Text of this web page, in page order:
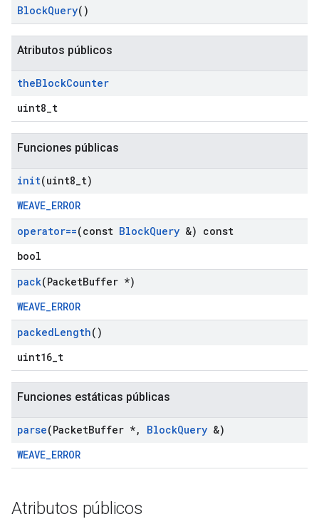
BlockQuery()
Atributos públicos
theBlockCounter
uint8_t
Funciones públicas
init(uint8 t)
WEAVE_ERROR
operator==(const BlockQuery &) const
bool
pack(PacketBuffer *)
WEAVE_ERROR
packedLength()
uint16_t
Funciones estáticas públicas
parse(PacketBuffer *, BlockQuery &)
WEAVE_ERROR
Atributos públicos